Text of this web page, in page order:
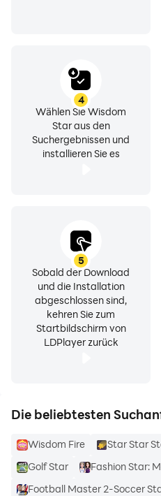
4
Wählen Sie Wisdom
Star aus den
Suchergebnissen und
installieren Sie es
5
Sobald der Download
und die Installation
abgeschlossen sind,
kehren Sie zum
Startbildschirm von
LDPlayer zurück
Die beliebtesten
Wisdom Fire Star Star
Golf Star
Fashion Star:
Football Master 2-Soccer